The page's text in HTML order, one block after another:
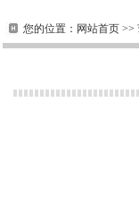
您的位置： 网站首页 >>